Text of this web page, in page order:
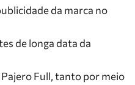
da marca no
de longa data da
Full, tanto por meio